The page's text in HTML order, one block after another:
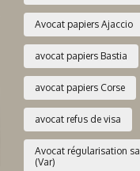
Avocat papiers Ajaccio
avocat papiers Bastia
avocat papiers Corse
avocat refus de visa
Avocat régularisation
(Var)